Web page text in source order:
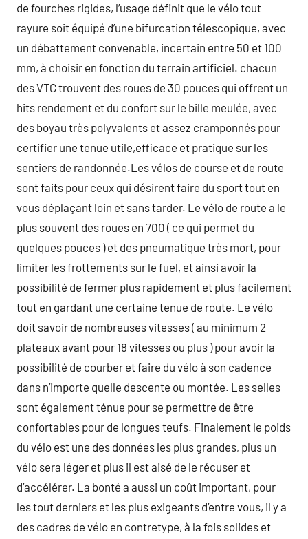
de fourches rigides, l’usage définit que le vélo tout
rayure soit équipé d’une bifurcation télescopique, avec
un débattement convenable, incertain entre 50 et 100
mm, à choisir en fonction du terrain artificiel. chacun
des VTC trouvent des roues de 30 pouces qui offrent un
hits rendement et du confort sur le bille meulée, avec
des boyau très polyvalents et assez cramponnés pour
certifier une tenue utile,efficace et pratique sur les
sentiers de randonnée.Les vélos de course et de route
sont faits pour ceux qui désirent faire du sport tout en
vous déplaçant loin et sans tarder. Le vélo de route a le
plus souvent des roues en 700 ( ce qui permet du
quelques pouces ) et des pneumatique très mort, pour
limiter les frottements sur le fuel, et ainsi avoir la
possibilité de fermer plus rapidement et plus facilement
tout en gardant une certaine tenue de route. Le vélo
doit savoir de nombreuses vitesses ( au minimum 2
plateaux avant pour 18 vitesses ou plus ) pour avoir la
possibilité de courber et faire du vélo à son cadence
dans n’importe quelle descente ou montée. Les selles
sont également ténue pour se permettre de être
confortables pour de longues teufs. Finalement le poids
du vélo est une des données les plus grandes, plus un
vélo sera léger et plus il est aisé de le récuser et
d’accélérer. La bonté a aussi un coût important, pour
les tout derniers et les plus exigeants d’entre vous, il y a
des cadres de vélo en contretype, à la fois solides et